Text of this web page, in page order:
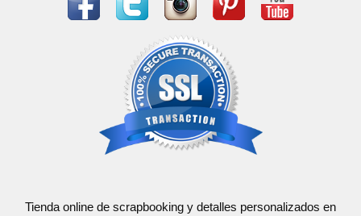
Tienda online de scrapbooking y detalles personalizados en